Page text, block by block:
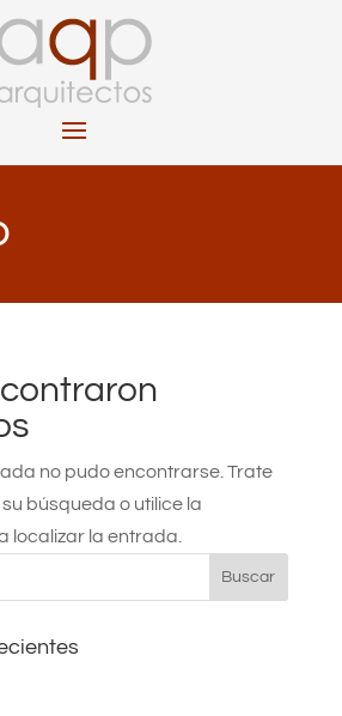
no pudo encontrarse. Trate
búsqueda o utilice la
localizar la entrada.